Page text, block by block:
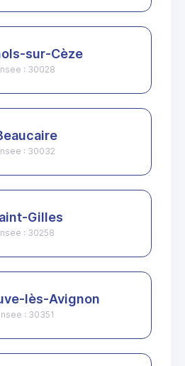
sur-Cèze
: 30028
: 30032
Gilles
: 30258
lès-Avignon
Insee : 30351